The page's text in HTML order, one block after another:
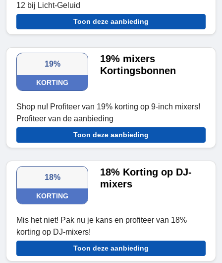
12 bij Licht-Geluid
Toon deze aanbieding
19%
KORTING
19% mixers
Kortingsbonnen
Shop nu! Profiteer van 19% korting op 9-inch mixers!
Profiteer van de aanbieding
Toon deze aanbieding
18%
KORTING
18% Korting op DJ-
mixers
Mis het niet! Pak nu je kans en profiteer van 18%
korting op DJ-mixers!
Toon deze aanbieding